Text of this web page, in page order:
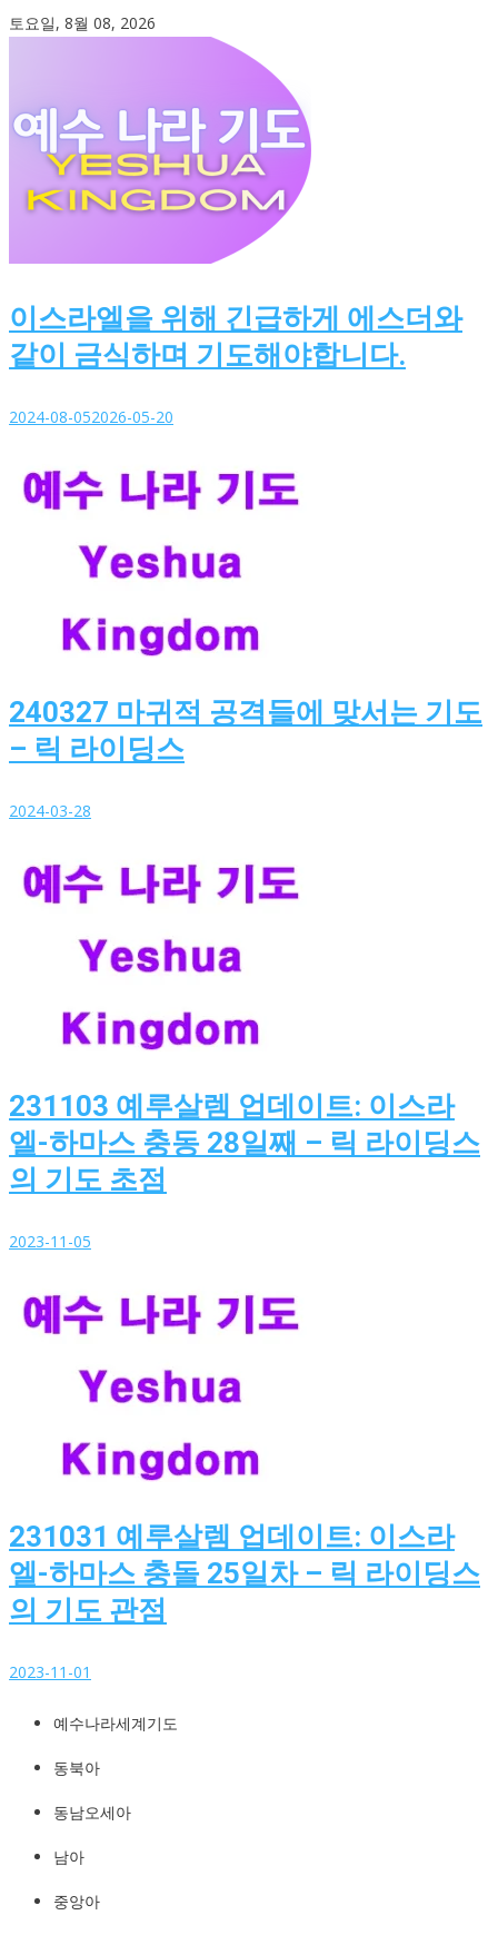
Skip
토요일, 8월 08, 2026
이스라엘을 위해 긴급하게 에스더와
같이 금식하며 기도해야합니다.
2024-08-052026-05-20
240327 마귀적 공격들에 맞서는 기도
– 릭 라이딩스
2024-03-28
231103 예루살렘 업데이트: 이스라
엘-하마스 충동 28일째 – 릭 라이딩스
의 기도 초점
2023-11-05
231031 예루살렘 업데이트: 이스라
엘-하마스 충돌 25일차 – 릭 라이딩스
의 기도 관점
2023-11-01
예수나라세계기도
http://YeshuaKingdom.kr
예수나라세계기도
동북아
동남오세아
남아
중앙아